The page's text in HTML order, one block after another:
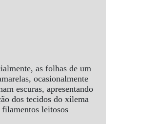
as folhas de um
ocasionalmente
escuras, apresentando
dos tecidos do xilema
leitosos